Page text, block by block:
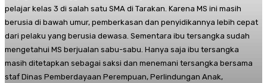
pelajar kelas 3 di salah satu SMA di Tarakan. Karena MS ini masih
berusia di bawah umur, pemberkasan dan penyidikannya lebih cepat
dari pelaku yang berusia dewasa. Sementara ibu tersangka sudah
mengetahui MS berjualan sabu-sabu. Hanya saja ibu tersangka
masih ditetapkan sebagai saksi dan menemani tersangka bersama
staf Dinas Pemberdayaan Perempuan, Perlindungan Anak,